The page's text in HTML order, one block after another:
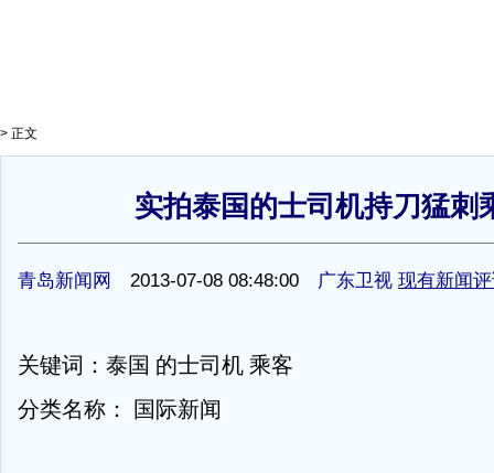
> 正文
实拍泰国的士司机持刀猛刺
青岛新闻网 2013-07-08 08:48:00 广东卫视 现有新闻
关键词：泰国 的士司机 乘客
分类名称： 国际新闻